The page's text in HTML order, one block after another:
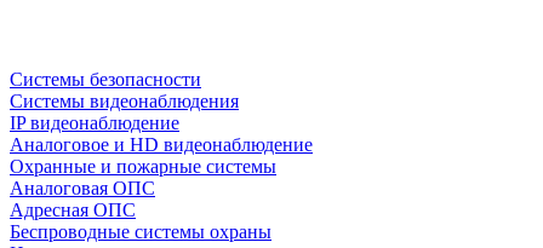
Системы безопасности
Системы видеонаблюдения
IP видеонаблюдение
Аналоговое и HD видеонаблюдение
Охранные и пожарные системы
Аналоговая ОПС
Адресная ОПС
Беспроводные системы охраны